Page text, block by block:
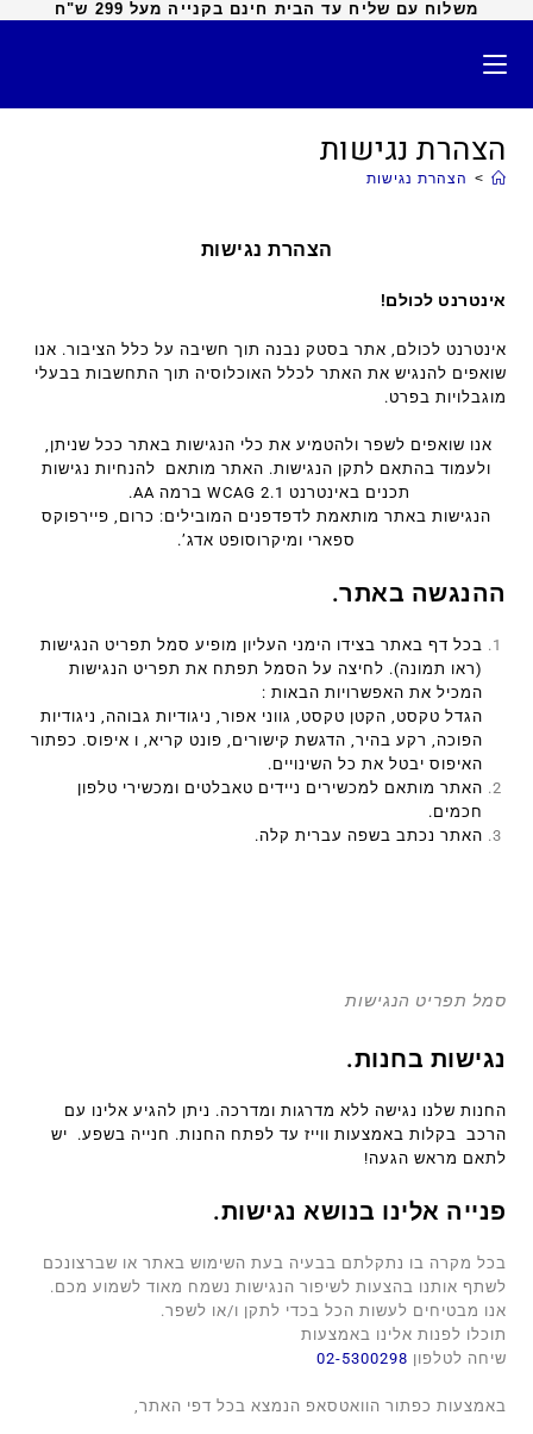
משלוח עם שליח עד הבית חינם בקנייה מעל 299 ש"ח
הצהרת נגישות
> הצהרת נגישות
הצהרת נגישות
אינטרנט לכולם!
אינטרנט לכולם, אתר בסטק נבנה תוך חשיבה על כלל הציבור. אנו
שואפים להנגיש את האתר לכלל האוכלוסיה תוך התחשבות בבעלי
מוגבלויות בפרט.
אנו שואפים לשפר ולהטמיע את כלי הנגישות באתר ככל שניתן,
ולעמוד בהתאם לתקן הנגישות. האתר מותאם להנחיות נגישות
תכנים באינטרנט WCAG 2.1 ברמה AA.
הנגישות באתר מותאמת לדפדפנים המובילים: כרום, פיירפוקס
ספארי ומיקרוסופט אדג’.
ההנגשה באתר.
בכל דף באתר בצידו הימני העליון מופיע סמל תפריט הנגישות
(ראו תמונה). לחיצה על הסמל תפתח את תפריט הנגישות
המכיל את האפשרויות הבאות :
הגדל טקסט, הקטן טקסט, גווני אפור, ניגודיות גבוהה, ניגודיות
הפוכה, רקע בהיר, הדגשת קישורים, פונט קריא, ו איפוס. כפתור
האיפוס יבטל את כל השינויים.
האתר מותאם למכשירים ניידים טאבלטים ומכשירי טלפון
חכמים.
האתר נכתב בשפה עברית קלה.
סמל תפריט הנגישות
נגישות בחנות.
החנות שלנו נגישה ללא מדרגות ומדרכה. ניתן להגיע אלינו עם
הרכב בקלות באמצעות ווייז עד לפתח החנות. חנייה בשפע. יש
לתאם מראש הגעה!
פנייה אלינו בנושא נגישות.
בכל מקרה בו נתקלתם בבעיה בעת השימוש באתר או שברצונכם
לשתף אותנו בהצעות לשיפור הנגישות נשמח מאוד לשמוע מכם.
אנו מבטיחים לעשות הכל בכדי לתקן ו/או לשפר.
תוכלו לפנות אלינו באמצעות
שיחה לטלפון 02-5300298
באמצעות כפתור הוואטסאפ הנמצא בכל דפי האתר,